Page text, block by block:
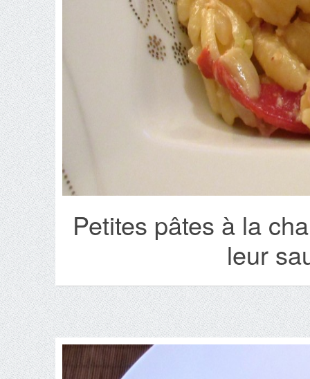
Petites pâtes à la
leur